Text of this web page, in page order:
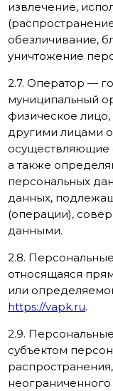
извлечение,
обезличивание,
уничтожение
2.7. Оператор —
муниципальный
физическое лицо,
другими лицами
осуществляющие
а также
персональных
данных,
(операции),
данными.
2.8.
относящаяся
или
https://vapk.ru.
2.9.
субъектом